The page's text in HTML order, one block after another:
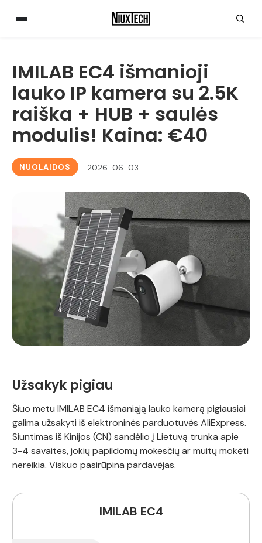
IMILAB EC4 išmanioji
lauko IP kamera su 2.5K
raiška + HUB + saulės
modulis! Kaina: €40
NUOLAIDOS 2026-06-03
Užsakyk pigiau
Šiuo metu IMILAB EC4 išmaniąją lauko kamerą pigiausiai
galima užsakyti iš elektroninės parduotuvės AliExpress.
Siuntimas iš Kinijos (CN) sandėlio į Lietuvą trunka apie
3-4 savaites, jokių papildomų mokesčių ar muitų mokėti
nereikia. Viskuo pasirūpina pardavėjas.
IMILAB EC4